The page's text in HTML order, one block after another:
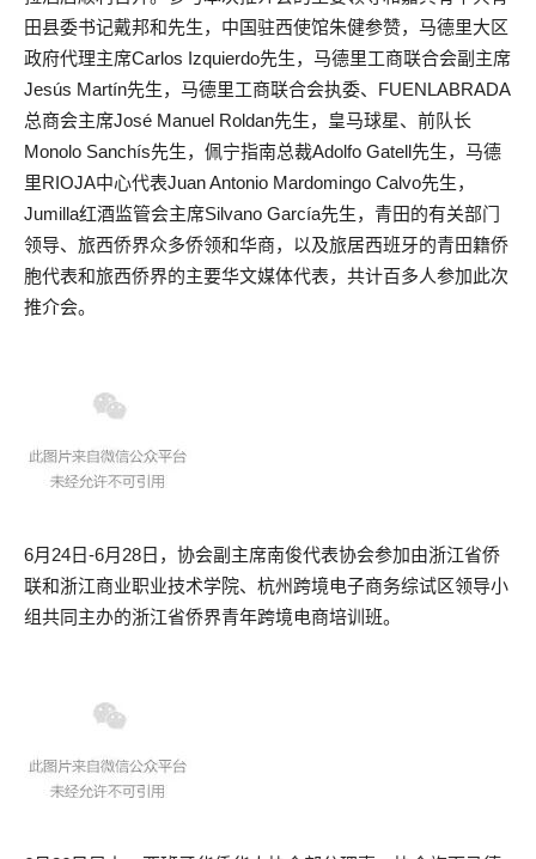
田县委书记戴邦和先生，中国驻西使馆朱健参赞，马德里大区
政府代理主席Carlos Izquierdo先生，马德里工商联合会副主席
Jesús Martín先生，马德里工商联合会执委、FUENLABRADA
总商会主席José Manuel Roldan先生，皇马球星、前队长
Monolo Sanchís先生，佩宁指南总裁Adolfo Gatell先生，马德
里RIOJA中心代表Juan Antonio Mardomingo Calvo先生，
Jumilla红酒监管会主席Silvano García先生，青田的有关部门
领导、旅西侨界众多侨领和华商，以及旅居西班牙的青田籍侨
胞代表和旅西侨界的主要华文媒体代表，共计百多人参加此次
推介会。
6月24日-6月28日，协会副主席南俊代表协会参加由浙江省侨
联和浙江商业职业技术学院、杭州跨境电子商务综试区领导小
组共同主办的浙江省侨界青年跨境电商培训班。